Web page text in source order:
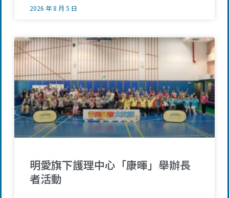
2026 年 8 月 5 日
明愛旗下護理中心「康暉」舉辦長
者活動